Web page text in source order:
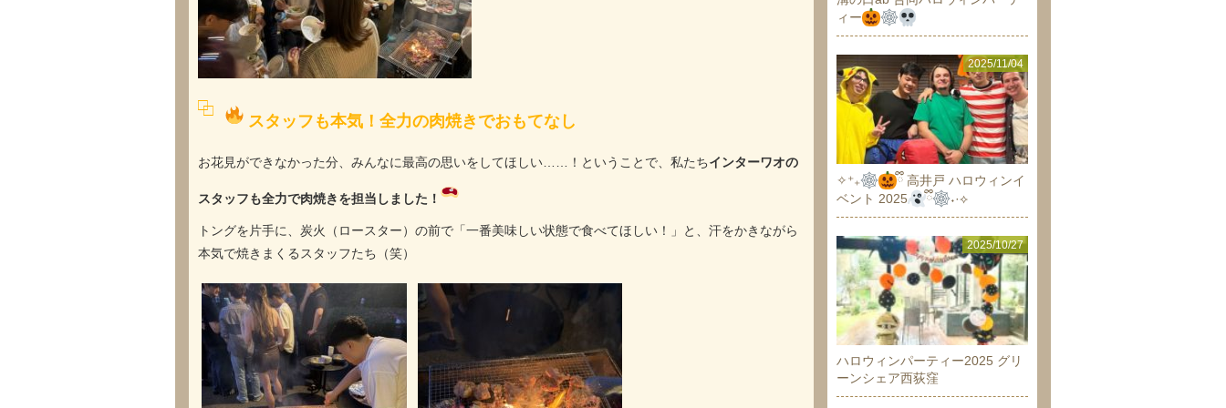
スタッフも本気！全力の肉焼きでおもてなし
お花見ができなかった分、みんなに最高の思いをしてほしい……！ということで、私たちインターワオの
スタッフも全力で肉焼きを担当しました！
トングを片手に、炭火（ロースター）の前で「一番美味しい状態で食べてほしい！」と、汗をかきながら
本気で焼きまくるスタッフたち（笑）
ィー
2025/11/04
✧⁺₊
ྀི 高井戸 ハロウィンイ
ベント 2025
ྀི ˖·⟡
2025/10/27
ハロウィンパーティー2025 グリ
ーンシェア西荻窪